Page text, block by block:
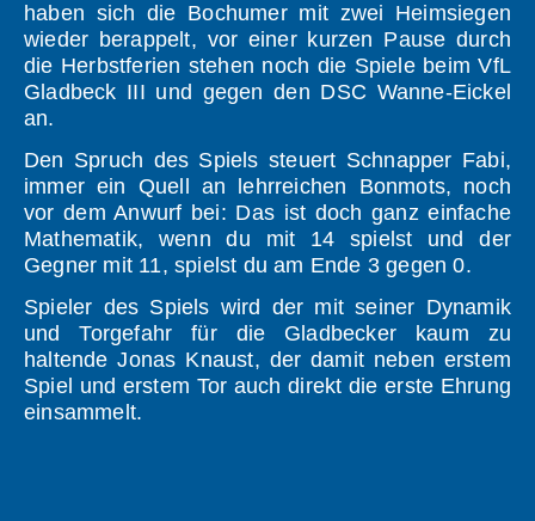
haben sich die Bochumer mit zwei Heimsiegen
wieder berappelt, vor einer kurzen Pause durch
die Herbstferien stehen noch die Spiele beim VfL
Gladbeck III und gegen den DSC Wanne-Eickel
an.
Den Spruch des Spiels steuert Schnapper Fabi,
immer ein Quell an lehrreichen Bonmots, noch
vor dem Anwurf bei: Das ist doch ganz einfache
Mathematik, wenn du mit 14 spielst und der
Gegner mit 11, spielst du am Ende 3 gegen 0.
Spieler des Spiels wird der mit seiner Dynamik
und Torgefahr für die Gladbecker kaum zu
haltende Jonas Knaust, der damit neben erstem
Spiel und erstem Tor auch direkt die erste Ehrung
einsammelt.